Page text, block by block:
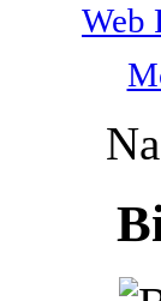
Web